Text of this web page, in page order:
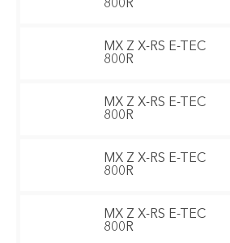
800R
MX Z X-RS E-TEC
800R
MX Z X-RS E-TEC
800R
MX Z X-RS E-TEC
800R
MX Z X-RS E-TEC
800R